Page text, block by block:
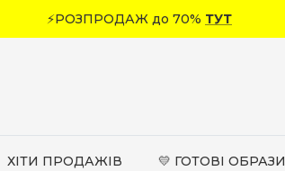
⚡РОЗПРОДАЖ до 70% ТУТ
ХІТИ ПРОДАЖІВ 💛 ГОТОВІ ОБРАЗИ